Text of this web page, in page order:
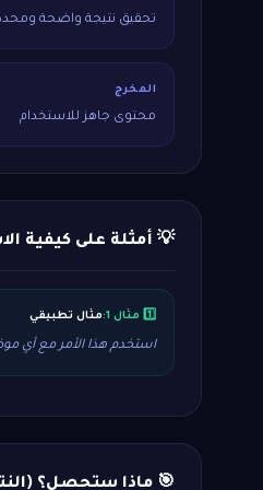
تحقيق نتيجة واضحة
المخرج
محتوى جاهز للاستخدام
💡 أمثلة على كيفية
1️⃣ مثال 1: مثال تطبيقي
استخدم هذا الأمر مع أي
🎯 ماذا ستحصل؟